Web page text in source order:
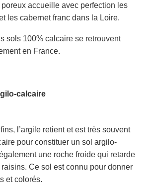
accueille avec perfection les
les cabernet franc dans la Loire.
sols 100% calcaire se retrouvent
en France.
calcaire
l’argile retient et est très souvent
pour constituer un sol argilo-
une roche froide qui retarde
raisins. Ce sol est connu pour donner
et colorés.